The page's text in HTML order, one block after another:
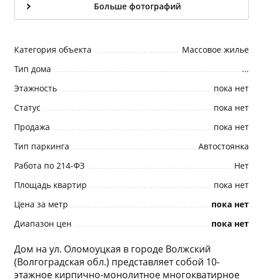
Больше фотографий
Категория объекта
Массовое жилье
Тип дома
...
Этажность
пока нет
Статус
пока нет
Продажа
пока нет
Тип паркинга
Автостоянка
Работа по 214-ФЗ
Нет
Площадь квартир
пока нет
Цена за метр
пока нет
Диапазон цен
пока нет
Дом на ул. Оломоуцкая в городе Волжский
(Волгоградская обл.) представляет собой 10-
этажное кирпично-монолитное многокватирное